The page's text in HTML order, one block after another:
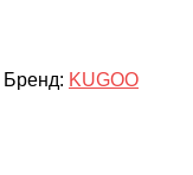
Бренд: KUGOO